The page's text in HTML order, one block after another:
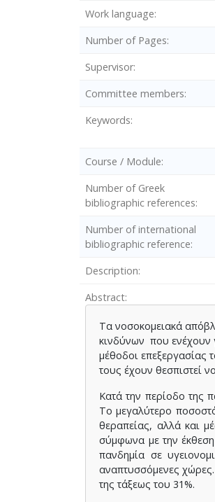
Work language
Number of Pages
Supervisor
Committee members
Keywords
Course / Module
Number of Greek
bibliographic references
Number of international
bibliographic reference
Description
Abstract
Τα νοσοκομειακά
κινδύνων που ενέχουν
μέθοδοι επεξεργασίας
τους έχουν θεσπιστεί
Κατά την περίοδο της
Το μεγαλύτερο
θεραπείας, αλλά και
σύμφωνα με την
πανδημία σε
αναπτυσσόμενες
της τάξεως του 31%.